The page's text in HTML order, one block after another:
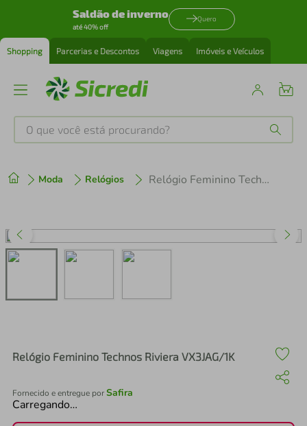
Saldão de inverno
até 40% off
Quero
Shopping Parcerias e Descontos Viagens Imóveis e Veículos
O que você está procurando?
Moda Relógios Relógio Feminino Technos Riviera VX3JAG/1K
Relógio Feminino Technos Riviera VX3JAG/1K
Fornecido e entregue porSafira
Carregando…
2º cafeteira